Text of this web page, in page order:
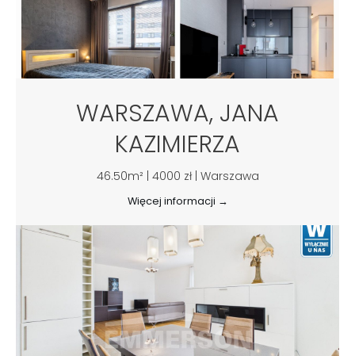
WARSZAWA, JANA
KAZIMIERZA
46.50m² | 4000 zł | Warszawa
Więcej informacji →